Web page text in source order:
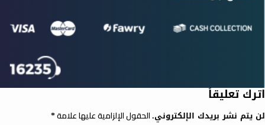
اترك تعليقاً
لن يتم نشر بريدك الإلكتروني.الحقول الإلزامية عليها علامة*